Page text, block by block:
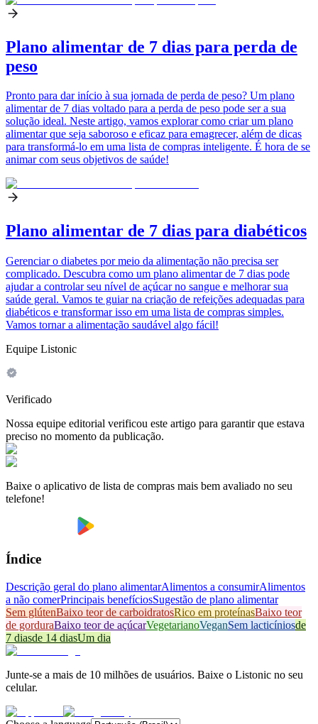
Plano alimentar de 7 dias para perda de
peso
Pronto para dar início à sua jornada de perda de peso? Um plano
alimentar de 7 dias voltado para a perda de peso pode ser a sua
solução ideal. Neste artigo, vamos explorar como criar um plano
alimentar que seja saboroso e eficaz para emagrecer, além de dicas
para transformá-lo em uma lista de compras inteligente. É hora de se
animar com seus objetivos de saúde!
Plano alimentar de 7 dias para diabéticos
Gerenciar o diabetes por meio da alimentação não precisa ser
complicado. Descubra como um plano alimentar de 7 dias pode
ajudar a controlar seu nível de açúcar no sangue e melhorar sua
saúde geral. Vamos te guiar na criação de refeições adequadas para
diabéticos e transformar isso em uma lista de compras simples.
Vamos tornar a alimentação saudável algo fácil!
Equipe Listonic
Verificado
Nossa equipe editorial verificou este artigo para garantir que estava
preciso no momento da publicação.
Baixe o aplicativo de lista de compras mais bem avaliado no seu
telefone!
Índice
Descrição geral do plano alimentarAlimentos a consumirAlimentos
a não comerPrincipais benefíciosSugestão de plano alimentar
Sem glútenBaixo teor de carboidratosRico em proteínasBaixo teor
de gorduraBaixo teor de açúcarVegetarianoVeganSem lacticíniosde
7 diasde 14 diasUm dia
Junte-se a mais de 10 milhões de usuários. Baixe o Listonic no seu
celular.